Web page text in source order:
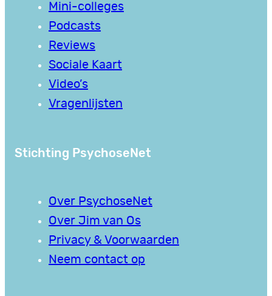
Mini-colleges
Podcasts
Reviews
Sociale Kaart
Video’s
Vragenlijsten
Stichting PsychoseNet
Over PsychoseNet
Over Jim van Os
Privacy & Voorwaarden
Neem contact op